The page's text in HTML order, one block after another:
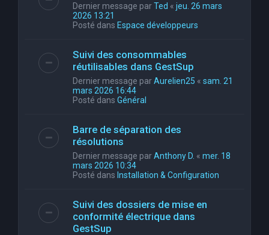
Dernier message parTed « jeu. 26 mars
2026 13:21
Posté dans Espace développeurs
Suivi des consommables
réutilisables dans GestSup
Dernier message parAurelien25 « sam. 21
mars 2026 16:44
Posté dans Général
Barre de séparation des
résolutions
Dernier message parAnthony D. « mer. 18
mars 2026 10:34
Posté dans Installation & Configuration
Suivi des dossiers de mise en
conformité électrique dans
GestSup